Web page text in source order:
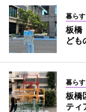
暮ら
板橋
ども
暮ら
板橋
テ